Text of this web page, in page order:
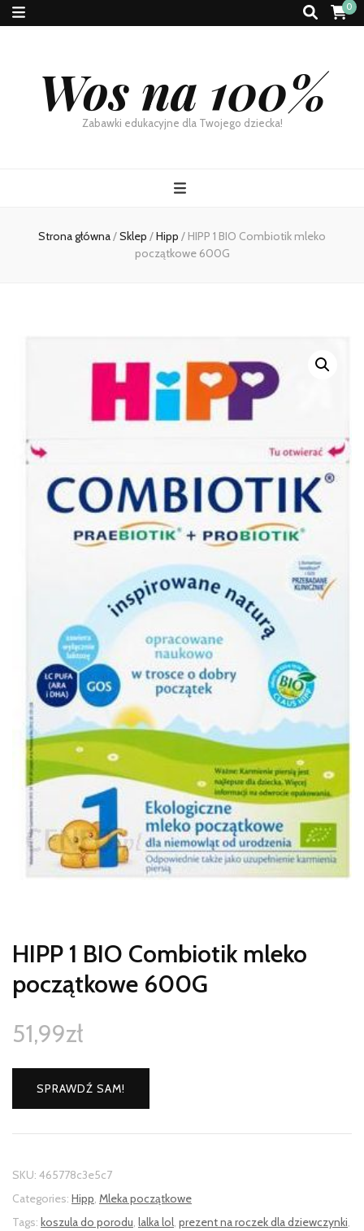
0
Wos na 100%
Zabawki edukacyjne dla Twojego dziecka!
Strona główna/Sklep /Hipp / HIPP 1 BIO Combiotik mleko
początkowe 600G
HIPP 1 BIO Combiotik mleko
początkowe 600G
51,99zł
SPRAWDŹ SAM!
SKU: 465778c3e5c7
Categories: Hipp, Mleka początkowe
Tags: koszula do porodu, lalka lol, prezent na roczek dla dziewczynki,